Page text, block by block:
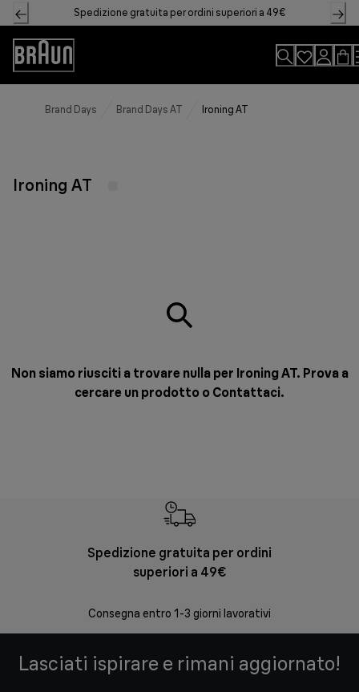
Skip
to
Content
Spedizione gratuita per ordini superiori a 49€
Accessibility
Statement
Brand Days Brand Days AT Ironing AT
Ironing AT
Non siamo riusciti a trovare nulla per Ironing AT. Prova a
cercare un prodotto o Contattaci.
Spedizione gratuita per ordini
superiori a 49€
Consegna entro 1-3 giorni lavorativi
Lasciati ispirare e rimani aggiornato!